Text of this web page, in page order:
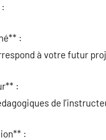
:
à votre futur
:
de
: